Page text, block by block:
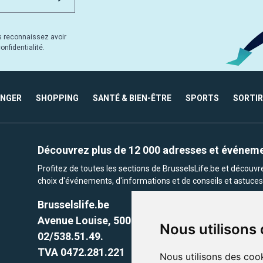
Nous utilisons
Nous utilisons des
reconnaissez avoir
SHOPPING SANTÉ & BIEN-ÊTRE SPORTS SORTIR
Découvrez plus de 12 000 adresses et
Profitez de toutes les sections de BrusselsLife.be et
choix d'événements, d'informations et de conseils et
Brusselslife.be
Avenue Louise, 500 -1050 Ixelles, Brussels,
02/538.51.49.
TVA 0472.281.221